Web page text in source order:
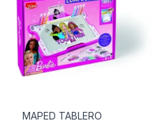
MAPED TABLERO